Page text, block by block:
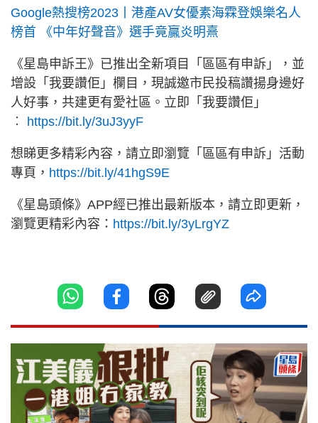
Google熱搜榜2023丨港產AV女優素海霖登娛樂名人
榜首 《中年好聲音》選手竟贏炎明熹
《星島申訴王》已推出全新項目「區區有申訴」，並
增設「我要讚佢」欄目，現誠邀市民投稿讚揚身邊好
人好事，共建更有愛社區。立即「我要讚佢」
︰ https://bit.ly/3uJ3yyF
想睇更多精彩內容，請立即瀏覽「區區有申訴」活動
專頁， https://bit.ly/41hgS9E
《星島頭條》APP經已推出最新版本，請立即更新，
瀏覽更精彩內容： https://bit.ly/3yLrgYZ